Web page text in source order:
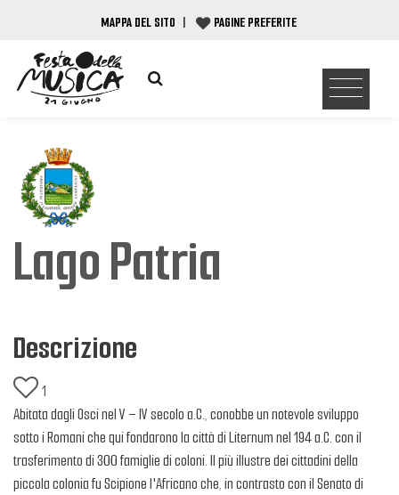
MAPPA DEL SITO | PAGINE PREFERITE
Lago Patria
Descrizione
1
Abitata dagli Osci nel V – IV secolo a.C., conobbe un notevole sviluppo
sotto i Romani che qui fondarono la città di Liternum nel 194 a.C. con il
trasferimento di 300 famiglie di coloni. Il più illustre dei cittadini della
piccola colonia fu Scipione l'Africano che, in contrasto con il Senato di